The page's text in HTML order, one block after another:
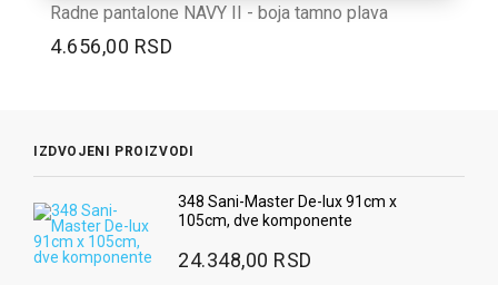
Radne pantalone NAVY II - boja tamno plava
4.656,00 RSD
IZDVOJENI PROIZVODI
348 Sani-Master De-lux 91cm x
105cm, dve komponente
24.348,00 RSD